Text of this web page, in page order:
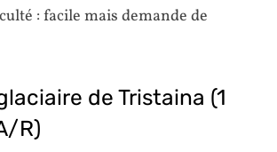
: facile mais demande de
de Tristaina (1
R)